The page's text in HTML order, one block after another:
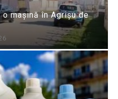
mașină în Agrișu de